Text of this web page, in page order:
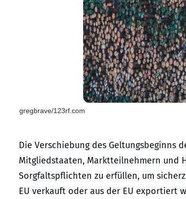
gregbrave/123rf.com
Die Verschiebung des Geltungsbeginns
Mitgliedstaaten, Marktteilnehmern und
Sorgfaltspflichten zu erfüllen, um
EU verkauft oder aus der EU exportiert